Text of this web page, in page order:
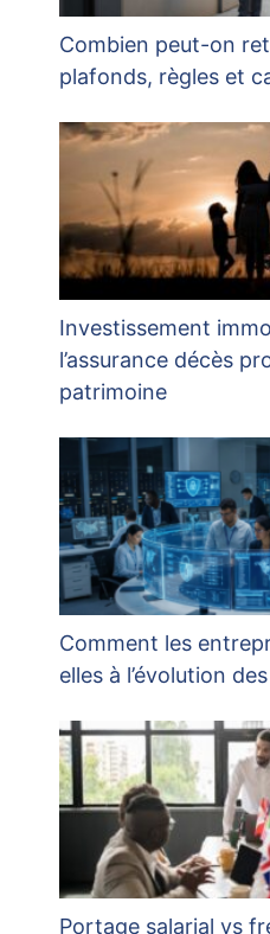
Combien peut-on
plafonds, règles et
Investissement
l’assurance décès
patrimoine
Comment les
elles à l’évolution
Portage salarial vs